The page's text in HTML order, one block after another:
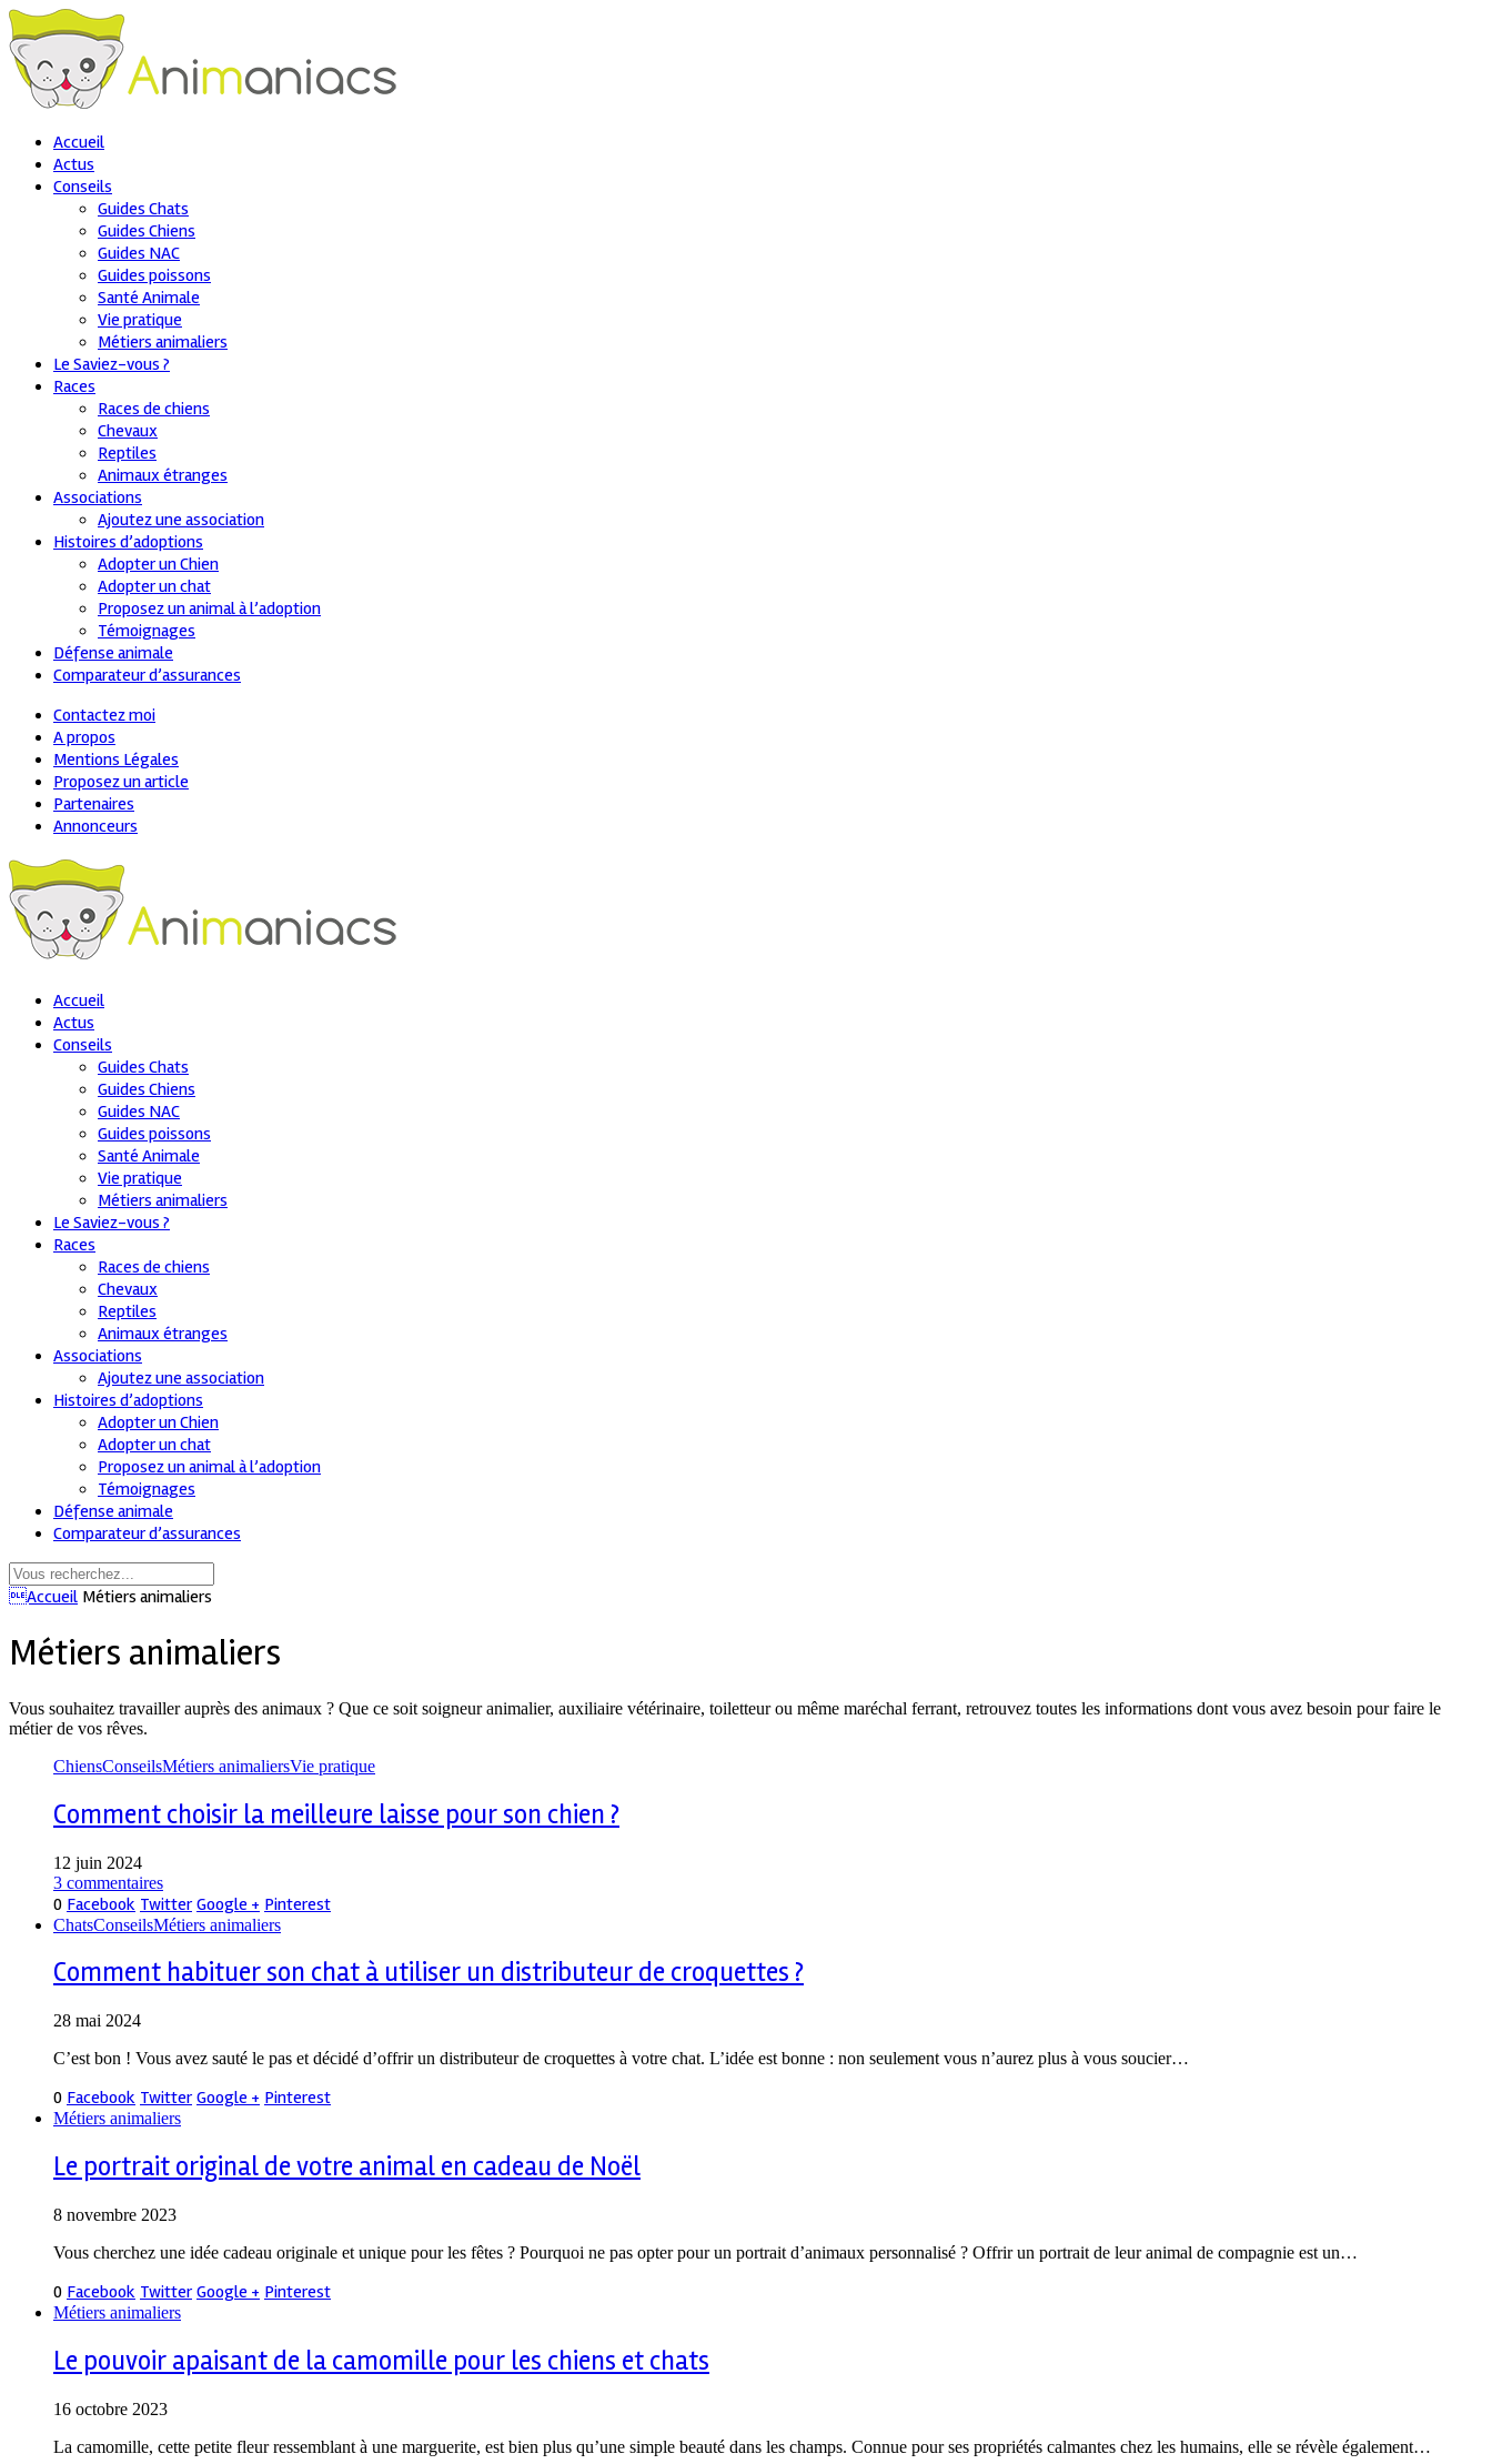
Accueil
Actus
Conseils
Guides Chats
Guides Chiens
Guides NAC
Guides poissons
Santé Animale
Vie pratique
Métiers animaliers
Le Saviez-vous ?
Races
Races de chiens
Chevaux
Reptiles
Animaux étranges
Associations
Ajoutez une association
Histoires d’adoptions
Adopter un Chien
Adopter un chat
Proposez un animal à l’adoption
Témoignages
Défense animale
Comparateur d’assurances
Contactez moi
A propos
Mentions Légales
Proposez un article
Partenaires
Annonceurs
Accueil
Actus
Conseils
Guides Chats
Guides Chiens
Guides NAC
Guides poissons
Santé Animale
Vie pratique
Métiers animaliers
Le Saviez-vous ?
Races
Races de chiens
Chevaux
Reptiles
Animaux étranges
Associations
Ajoutez une association
Histoires d’adoptions
Adopter un Chien
Adopter un chat
Proposez un animal à l’adoption
Témoignages
Défense animale
Comparateur d’assurances
Accueil Métiers animaliers
Métiers animaliers
Vous souhaitez travailler auprès des animaux ? Que ce soit soigneur animalier, auxiliaire vétérinaire, toiletteur ou même maréchal ferrant, retrouvez toutes les informations dont vous avez besoin pour faire le
métier de vos rêves.
ChiensConseilsMétiers animaliersVie pratique
Comment choisir la meilleure laisse pour son chien ?
12 juin 2024
3 commentaires
0 Facebook Twitter Google + Pinterest
ChatsConseilsMétiers animaliers
Comment habituer son chat à utiliser un distributeur de croquettes ?
28 mai 2024
C’est bon ! Vous avez sauté le pas et décidé d’offrir un distributeur de croquettes à votre chat. L’idée est bonne : non seulement vous n’aurez plus à vous soucier…
0 Facebook Twitter Google + Pinterest
Métiers animaliers
Le portrait original de votre animal en cadeau de Noël
8 novembre 2023
Vous cherchez une idée cadeau originale et unique pour les fêtes ? Pourquoi ne pas opter pour un portrait d’animaux personnalisé ? Offrir un portrait de leur animal de compagnie est un…
0 Facebook Twitter Google + Pinterest
Métiers animaliers
Le pouvoir apaisant de la camomille pour les chiens et chats
16 octobre 2023
La camomille, cette petite fleur ressemblant à une marguerite, est bien plus qu’une simple beauté dans les champs. Connue pour ses propriétés calmantes chez les humains, elle se révèle également…